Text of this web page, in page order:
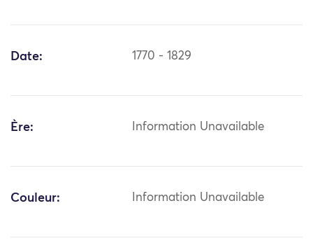
Date: 1770 - 1829
Ère: Information Unavailable
Couleur: Information Unavailable